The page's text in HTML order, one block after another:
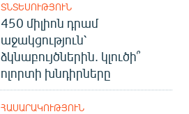
ՏՆՏԵՍՈՒԹՅՈՒՆ
450 միլիոն դրամ
աջակցություն՝
ձկնաբույծներին. կլուծի՞
ոլորտի խնդիրները
ՀԱՍԱՐԱԿՈՒԹՅՈՒՆ